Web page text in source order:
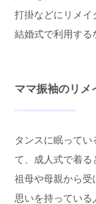
打掛などにリメイ
結婚式で利用する
ママ振袖のリメ
タンスに眠って
て、成人式で着る
祖母や母親から受
思いを持っている